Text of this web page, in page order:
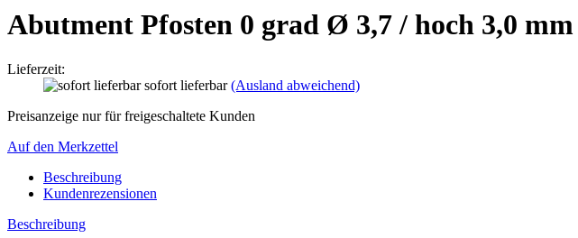
Abutment Pfosten 0 grad Ø 3,7 / hoch 3,0 mm
Lieferzeit:
sofort lieferbar(Ausland abweichend)
Preisanzeige nur für freigeschaltete Kunden
Auf den Merkzettel
Beschreibung
Kundenrezensionen
Beschreibung